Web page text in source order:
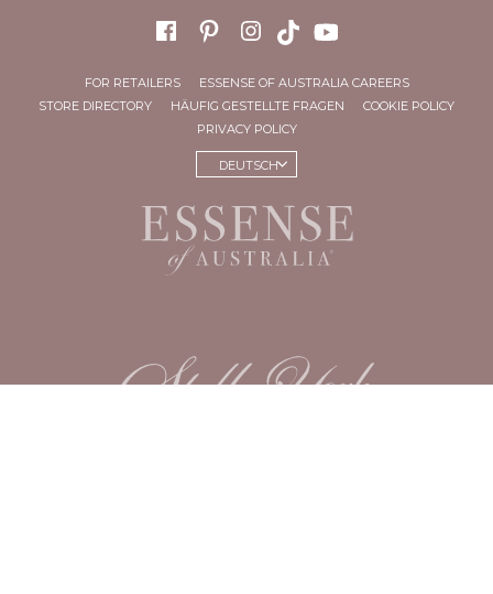
FOR RETAILERS
ESSENSE OF AUSTRALIA CAREERS
STORE DIRECTORY
HÄUFIG GESTELLTE FRAGEN
COOKIE POLICY
PRIVACY POLICY
DEUTSCH